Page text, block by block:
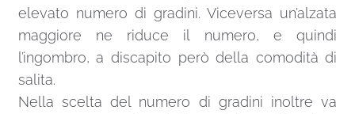
elevato numero di gradini. Viceversa un’alzata
maggiore ne riduce il numero, e quindi
l’ingombro, a discapito però della comodità di
salita.
Nella scelta del numero di gradini inoltre va